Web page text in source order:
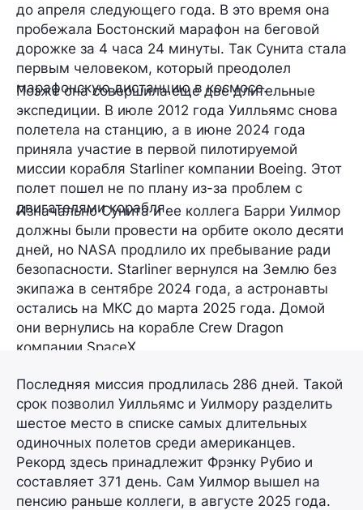
до апреля следующего года. В это время она
пробежала Бостонский марафон на беговой
дорожке за 4 часа 24 минуты. Так Сунита стала
первым человеком, который преодолел
марафонскую дистанцию в космосе.
Позже она совершила еще две длительные
экспедиции. В июле 2012 года Уилльямс снова
полетела на станцию, а в июне 2024 года
приняла участие в первой пилотируемой
миссии корабля Starliner компании Boeing. Этот
полет пошел не по плану из-за проблем с
двигателями корабля.
Изначально Сунита и ее коллега Барри Уилмор
должны были провести на орбите около десяти
дней, но NASA продлило их пребывание ради
безопасности. Starliner вернулся на Землю без
экипажа в сентябре 2024 года, а астронавты
остались на МКС до марта 2025 года. Домой
они вернулись на корабле Crew Dragon
компании SpaceX.
Последняя миссия продлилась 286 дней. Такой
срок позволил Уилльямс и Уилмору разделить
шестое место в списке самых длительных
одиночных полетов среди американцев.
Рекорд здесь принадлежит Фрэнку Рубио и
составляет 371 день. Сам Уилмор вышел на
пенсию раньше коллеги, в августе 2025 года.